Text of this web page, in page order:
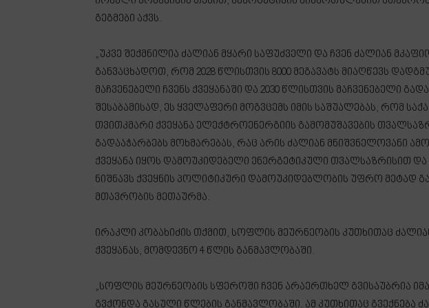
გეგმები აქვს.
„უკვე შექმნილია ძალიან მყარი საფუძველი და ჩვენ ძალიან
განვაცხადოთ, რომ 2028 წლისთვის 8000 მეგავატს მიაღწევს
მაჩვენებელი ჩვენს ქვეყანაში და 2030 წლისთვის მაჩვენებელი
შესაბამისად, ეს ყველაფერი მოგვცემს იმის საშუალებას, რომ
თვითკმარი ქვეყანა ელექტროენერგიის გამომუშავების
გადააჭარბებს მოხმარებას, რაც არის ძალიან მნიშვნელოვანი
ქვეყანა იყოს დამოუკიდებელი ენერგეტიკული თვალსაზრისით
ნიშნავს ქვეყნის პოლიტიკური დამოუკიდებლობის უფრო მეტად
მთავრობის მეთაურმა.
ირაკლი კობახიძის თქმით, სოფლის მეურნეობის კუთხითაც
ქვეყანას, მომდევნო 4 წლის განმავლობაში.
„სოფლის მეურნეობის სფეროში ჩვენ არაერთხელ გვისაუბრია
გვქონდა გასული წლების განმავლობაში. ამ კუთხითაც გვექნება